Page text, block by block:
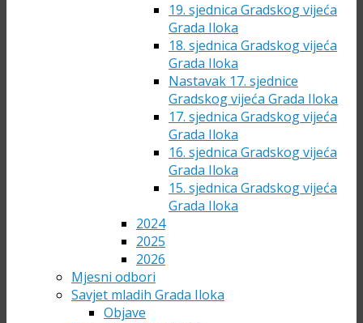
19. sjednica Gradskog vijeća
Grada Iloka
18. sjednica Gradskog vijeća
Grada Iloka
Nastavak 17. sjednice
Gradskog vijeća Grada Iloka
17. sjednica Gradskog vijeća
Grada Iloka
16. sjednica Gradskog vijeća
Grada Iloka
15. sjednica Gradskog vijeća
Grada Iloka
2024
2025
2026
Mjesni odbori
Savjet mladih Grada Iloka
Objave